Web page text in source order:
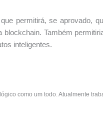
permitirá, se aprovado,
Também
inteligentes.
como um todo. Atualmente